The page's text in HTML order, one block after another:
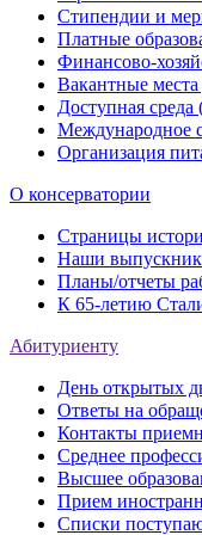
Стипендии и
Платные
Финансово-
Вакантные
Доступная среда
Международное
Организация
О консерватории
Страницы
Наши
Планы/отчеты
К 65-летию
Абитуриенту
День открытых
Ответы на
Контакты
Среднее
Высшее
Прием
Списки